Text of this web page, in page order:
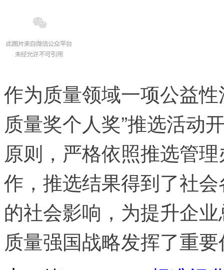
作为质量领域一项公益
质量奖个人奖”推选活动
原则，严格依照推选管
作，推选结果得到了社
的社会影响，为提升企
质量强国战略发挥了重